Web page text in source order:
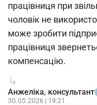
працівниця при
чоловік не
може зробити
працівниця
компенсацію.
Анжеліка, консультант
30.05.2026 | 19:21